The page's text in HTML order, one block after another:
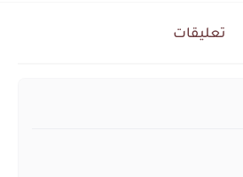
تعليقات